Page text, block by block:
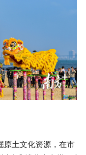
原土文化资源，在市